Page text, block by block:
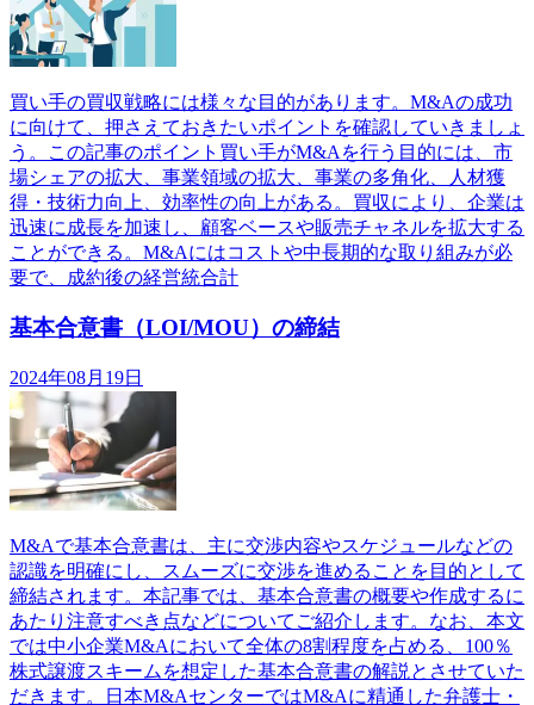
買い手の買収戦略には様々な目的があります。M&Aの成功
に向けて、押さえておきたいポイントを確認していきましょ
う。この記事のポイント買い手がM&Aを行う目的には、市
場シェアの拡大、事業領域の拡大、事業の多角化、人材獲
得・技術力向上、効率性の向上がある。買収により、企業は
迅速に成長を加速し、顧客ベースや販売チャネルを拡大する
ことができる。M&Aにはコストや中長期的な取り組みが必
要で、成約後の経営統合計
基本合意書（LOI/MOU）の締結
2024年08月19日
M&Aで基本合意書は、主に交渉内容やスケジュールなどの
認識を明確にし、スムーズに交渉を進めることを目的として
締結されます。本記事では、基本合意書の概要や作成するに
あたり注意すべき点などについてご紹介します。なお、本文
では中小企業M&Aにおいて全体の8割程度を占める、100％
株式譲渡スキームを想定した基本合意書の解説とさせていた
だきます。日本M&AセンターではM&Aに精通した弁護士・